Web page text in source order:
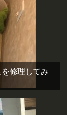
を修理してみ